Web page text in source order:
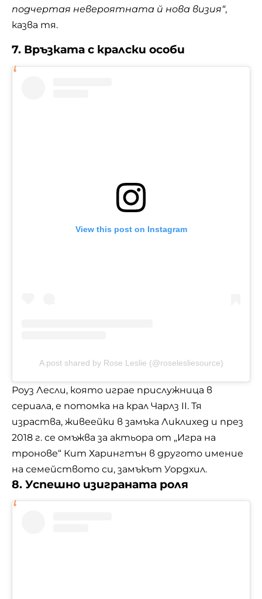
подчертая невероятната й нова визия“,
казва тя.
7. Връзката с кралски особи
View this post on Instagram
A post shared by Rose Leslie (@roselesliesource)
Роуз Лесли, която играе прислужница в
сериала, е потомка на крал Чарлз II. Тя
израства, живеейки в замъка Ликлихед и през
2018 г. се омъжва за актьора от „Игра на
тронове“ Кит Харингтън в другото имение
на семейството си, замъкът Уордхил.
8. Успешно изиграната роля